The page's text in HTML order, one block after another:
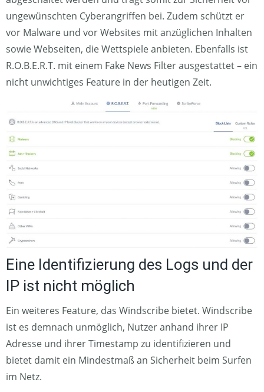
ungewünschten Cyberangriffen bei. Zudem schützt er
vor Malware und vor Websites mit anzüglichen Inhalten
sowie Webseiten, die Wettspiele anbieten. Ebenfalls ist
R.O.B.E.R.T. mit einem Fake News Filter ausgestattet – ein
nicht unwichtiges Feature in der heutigen Zeit.
Eine Identifizierung des Logs und der
IP ist nicht möglich
Ein weiteres Feature, das Windscribe bietet. Windscribe
ist es demnach unmöglich, Nutzer anhand ihrer IP
Adresse und ihrer Timestamp zu identifizieren und
bietet damit ein Mindestmaß an Sicherheit beim Surfen
im Netz.